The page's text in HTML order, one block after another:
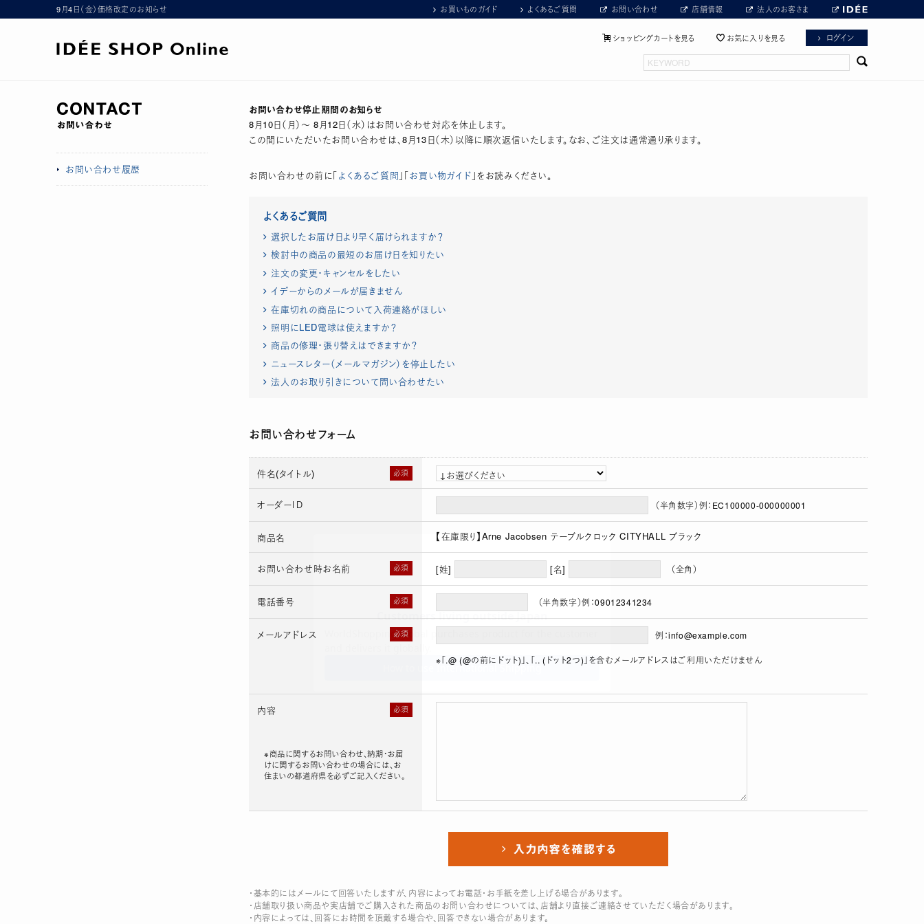
9月4日（金）価格改定のお知らせ お買いものガイド よくあるご質問 お問い合わせ 店舗情報 法人のお客さま
ショッピングカートを見る お気に入りを見る ログイン
お問い合わせ履歴
お問い合わせ停止期間のお知らせ
8月10日（月）～ 8月12日（水）はお問い合わせ対応を休止します。
この間にいただいたお問い合わせは、8月13日（木）以降に順次返信いたします。なお、ご注文は通常通り承ります。
お問い合わせの前に「よくあるご質問 」「お買い物ガイド 」をお読みください。
よくあるご質問
選択したお届け日より早く届けられますか？
検討中の商品の最短のお届け日を知りたい
注文の変更・キャンセルをしたい
イデーからのメールが届きません
在庫切れの商品について入荷連絡がほしい
照明にLED電球は使えますか？
商品の修理・張り替えはできますか？
ニュースレター（メールマガジン）を停止したい
法人のお取り引きについて問い合わせたい
お問い合わせフォーム
必須
件名(タイトル)
オーダーＩＤ （半角数字）例：EC100000-000000001
商品名 【在庫限り】Arne Jacobsen テーブルクロック CITYHALL ブラック
必須
お問い合わせ時お名前 [姓] [名] （全角）
必須
電話番号 （半角数字）例：09012341234
必須
メールアドレス 例：info@example.com
※「.@ (@の前にドット)」、「.. (ドット2つ)」を含むメールアドレスはご利用いただけません
必須
内容
※商品に関するお問い合わせ、納期・お届
けに関するお問い合わせの場合には、お
住まいの都道府県を必ずご記入ください。
・基本的にはメールにて回答いたしますが、内容によってお電話・お手紙を差し上げる場合があります。
・店舗取り扱い商品や実店舗でご購入された商品のお問い合わせについては、店舗より直接ご連絡させていただく場合があります。
・内容によっては、回答にお時間を頂戴する場合や、回答できない場合があります。